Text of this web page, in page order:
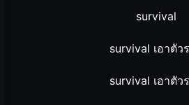
survival
survival เอาตัว
survival เอาตัว